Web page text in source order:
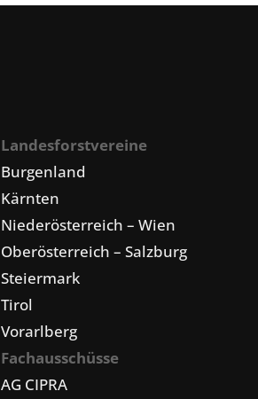
Landesforstvereine
Burgenland
Kärnten
Niederösterreich – Wien
Oberösterreich – Salzburg
Steiermark
Tirol
Vorarlberg
Fachausschüsse
AG CIPRA